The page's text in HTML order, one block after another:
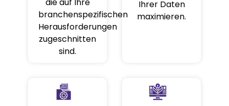
branchenspezifischen
Herausforderungen
zugeschnitten
sind.
Ihrer Daten
maximieren.